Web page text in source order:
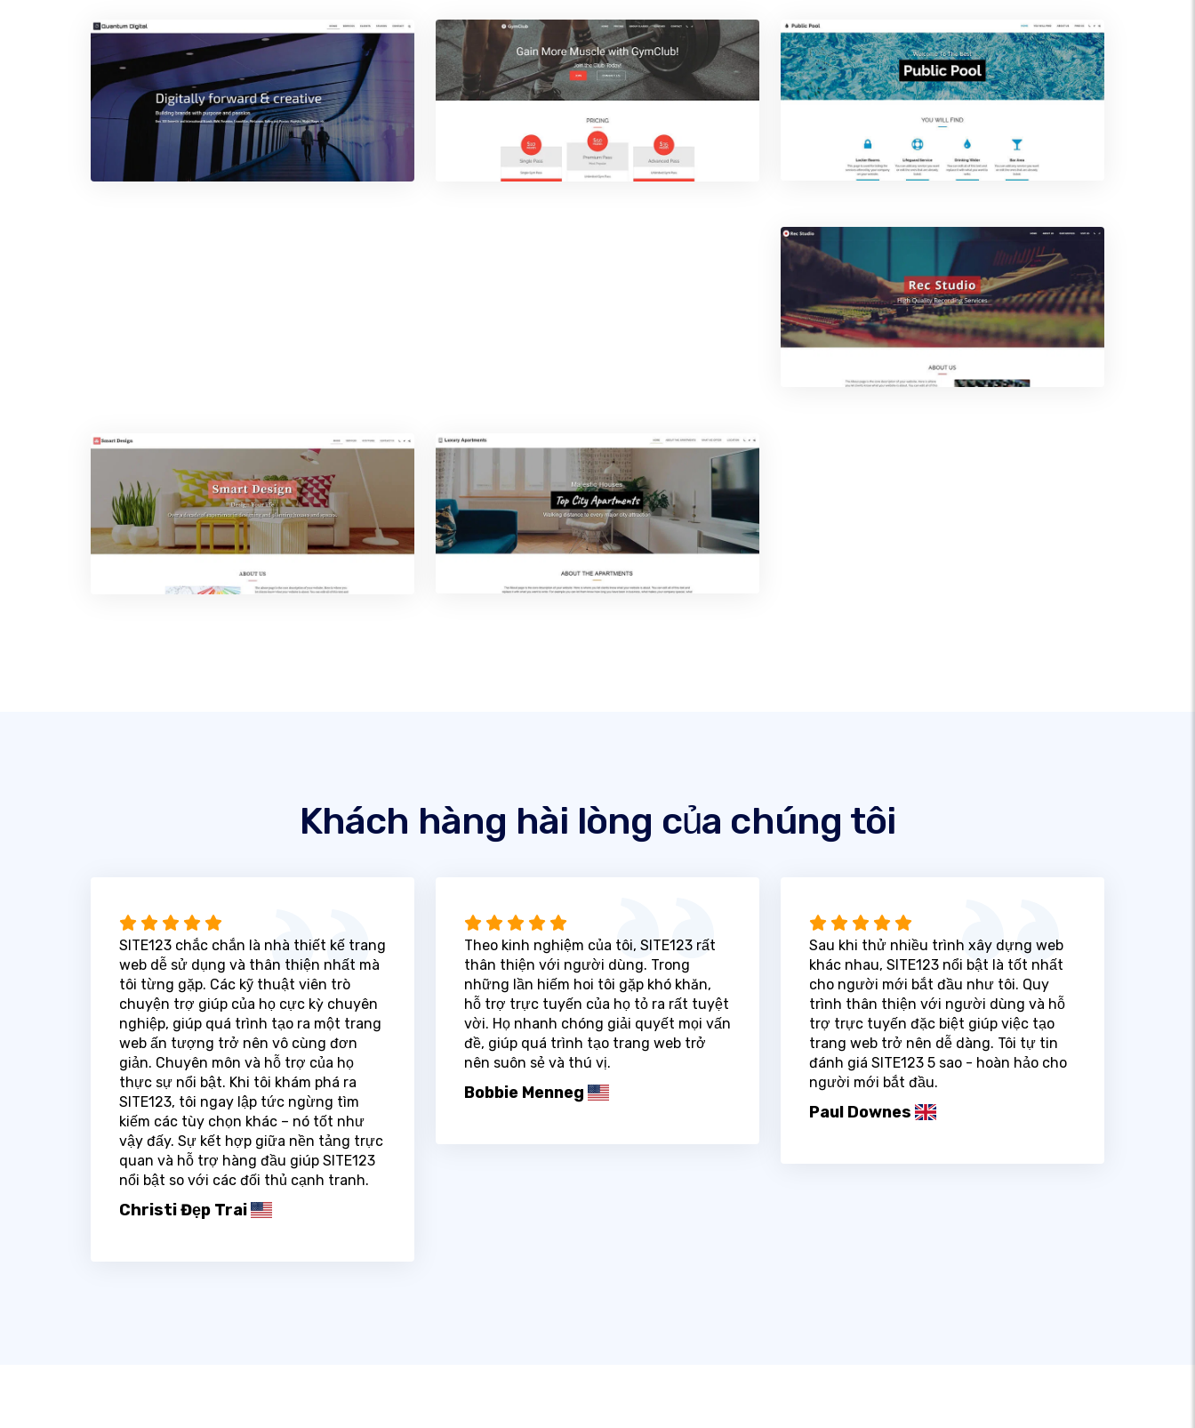
Khách hàng hài lòng của chúng tôi
SITE123 chắc chắn là nhà thiết kế trang
web dễ sử dụng và thân thiện nhất mà
tôi từng gặp. Các kỹ thuật viên trò
chuyện trợ giúp của họ cực kỳ chuyên
nghiệp, giúp quá trình tạo ra một trang
web ấn tượng trở nên vô cùng đơn
giản. Chuyên môn và hỗ trợ của họ
thực sự nổi bật. Khi tôi khám phá ra
SITE123, tôi ngay lập tức ngừng tìm
kiếm các tùy chọn khác – nó tốt như
vậy đấy. Sự kết hợp giữa nền tảng trực
quan và hỗ trợ hàng đầu giúp SITE123
nổi bật so với các đối thủ cạnh tranh.
Christi Đẹp Trai
Theo kinh nghiệm của tôi, SITE123 rất
thân thiện với người dùng. Trong
những lần hiếm hoi tôi gặp khó khăn,
hỗ trợ trực tuyến của họ tỏ ra rất tuyệt
vời. Họ nhanh chóng giải quyết mọi vấn
đề, giúp quá trình tạo trang web trở
nên suôn sẻ và thú vị.
Bobbie Menneg
Sau khi thử nhiều trình xây dựng web
khác nhau, SITE123 nổi bật là tốt nhất
cho người mới bắt đầu như tôi. Quy
trình thân thiện với người dùng và hỗ
trợ trực tuyến đặc biệt giúp việc tạo
trang web trở nên dễ dàng. Tôi tự tin
đánh giá SITE123 5 sao - hoàn hảo cho
người mới bắt đầu.
Paul Downes